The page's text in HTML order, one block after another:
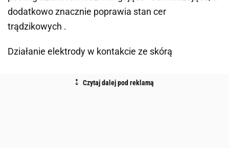
dodatkowo znacznie poprawia stan cer
trądzikowych .
Działanie elektrody w kontakcie ze skórą